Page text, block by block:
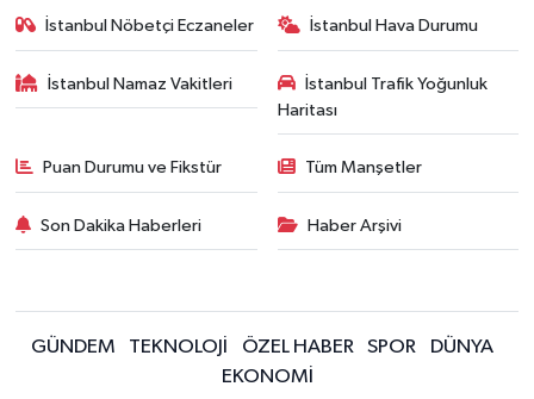
İstanbul Nöbetçi Eczaneler İstanbul Hava Durumu
İstanbul Namaz Vakitleri
İstanbul Trafik Yoğunluk
Haritası
Puan Durumu ve Fikstür Tüm Manşetler
Son Dakika Haberleri Haber Arşivi
GÜNDEM TEKNOLOJİ ÖZEL HABER SPOR
DÜNYA
EKONOMİ